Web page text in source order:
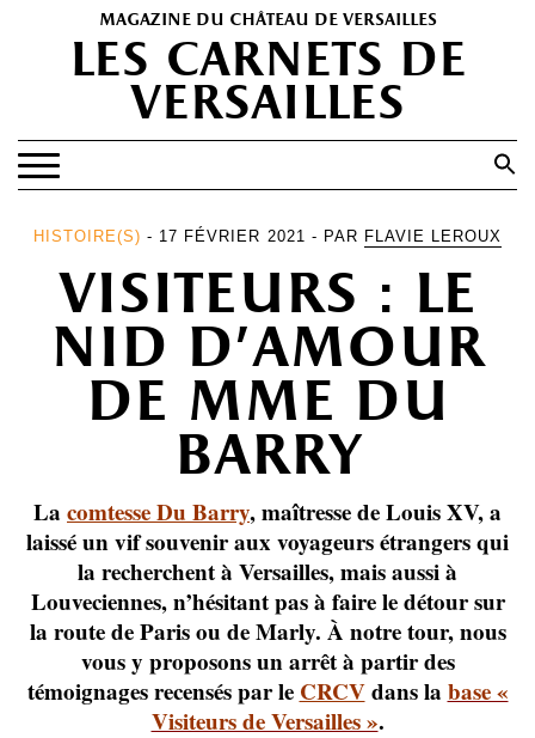
magazine du château de versailles
les carnets de
versailles
Search Button
EXPOSITIONS
PATRIMOINE
SPECTACLES
PORTFOLIOS
HISTOIRE(S)
LES +
HISTOIRE(S) - 17 FÉVRIER 2021 - PAR FLAVIE LEROUX
visiteurs : le
nid d’amour
de mme du
barry
La comtesse Du Barry, maîtresse de Louis XV, a
laissé un vif souvenir aux voyageurs étrangers qui
la recherchent à Versailles, mais aussi à
Louveciennes, n’hésitant pas à faire le détour sur
la route de Paris ou de Marly. À notre tour, nous
vous y proposons un arrêt à partir des
témoignages recensés par le CRCVdans la base «
Visiteurs de Versailles ».